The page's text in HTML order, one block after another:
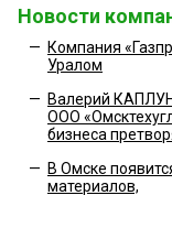
Новости
— Компания
Уралом
— Валерий
ООО
бизнеса
— В Омске
материалов,